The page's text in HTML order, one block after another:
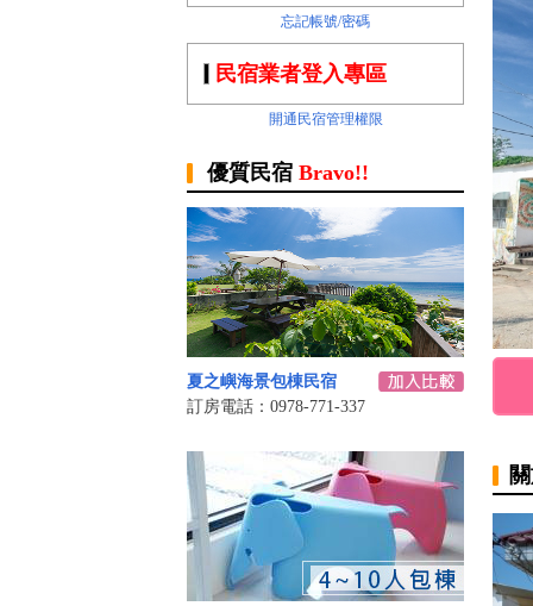
忘記帳號/密碼
民宿業者登入專區
開通民宿管理權限
優質民宿 Bravo!!
夏之嶼海景包棟民宿
訂房電話：0978-771-337